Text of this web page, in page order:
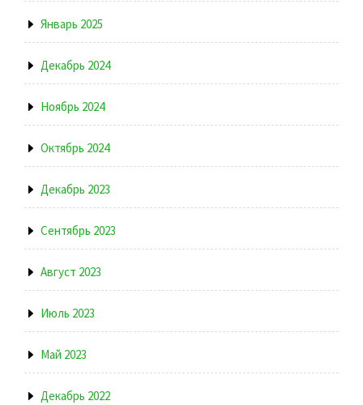
Январь 2025
Декабрь 2024
Ноябрь 2024
Октябрь 2024
Декабрь 2023
Сентябрь 2023
Август 2023
Июль 2023
Май 2023
Декабрь 2022